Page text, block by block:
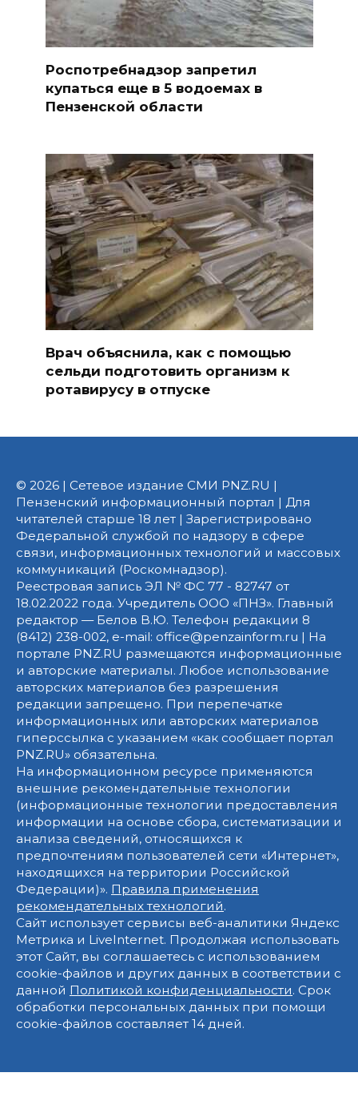
Роспотребнадзор запретил
купаться еще в 5 водоемах в
Пензенской области
Врач объяснила, как с помощью
сельди подготовить организм к
ротавирусу в отпуске
© 2026 | Сетевое издание СМИ PNZ.RU |
Пензенский информационный портал | Для
читателей старше 18 лет | Зарегистрировано
Федеральной службой по надзору в сфере
связи, информационных технологий и массовых
коммуникаций (Роскомнадзор).
Реестровая запись ЭЛ № ФС 77 - 82747 от
18.02.2022 года. Учредитель ООО «ПНЗ». Главный
редактор — Белов В.Ю. Телефон редакции 8
(8412) 238-002, e-mail: office@penzainform.ru | На
портале PNZ.RU размещаются информационные
и авторские материалы. Любое использование
авторских материалов без разрешения
редакции запрещено. При перепечатке
информационных или авторских материалов
гиперссылка с указанием «как сообщает портал
PNZ.RU» обязательна.
На информационном ресурсе применяются
внешние рекомендательные технологии
(информационные технологии предоставления
информации на основе сбора, систематизации и
анализа сведений, относящихся к
предпочтениям пользователей сети «Интернет»,
находящихся на территории Российской
Федерации)». Правила применения
рекомендательных технологий.
Сайт использует сервисы веб-аналитики Яндекс
Метрика и LiveInternet. Продолжая использовать
этот Сайт, вы соглашаетесь с использованием
cookie-файлов и других данных в соответствии с
данной Политикой конфиденциальности. Срок
обработки персональных данных при помощи
cookie-файлов составляет 14 дней.